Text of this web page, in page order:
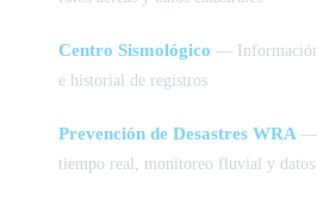
Centro Sismológico — Información
e historial de registros
Prevención de Desastres WRA —
tiempo real, monitoreo fluvial y datos